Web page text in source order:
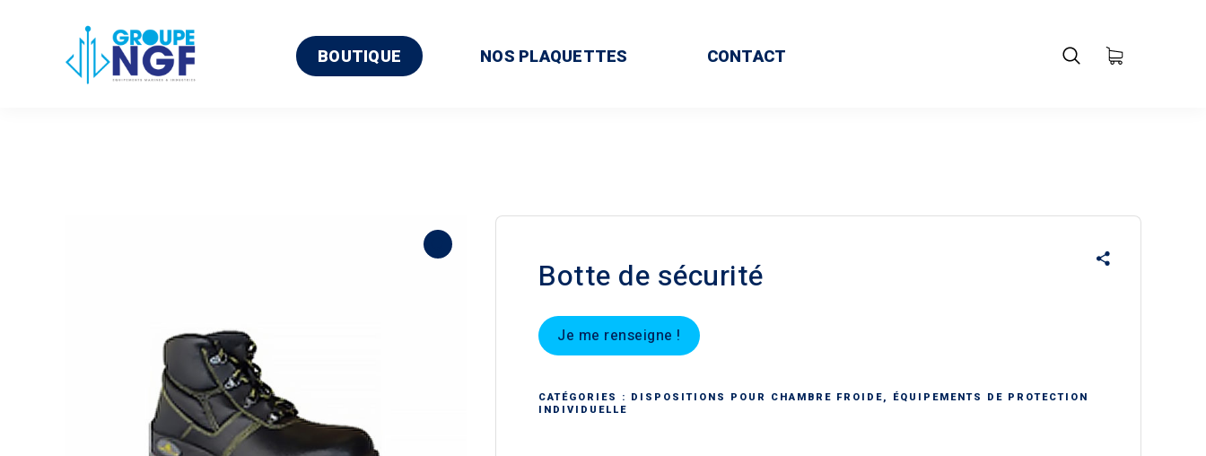
BOUTIQUE NOS PLAQUETTES CONTACT
Botte de sécurité
Je me renseigne !
CATÉGORIES : DISPOSITIONS POUR CHAMBRE FROIDE, ÉQUIPEMENTS DE PROTECTION
INDIVIDUELLE